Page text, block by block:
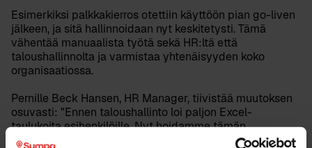
Esimerkiksi palkkakierros otettiin käyttöön pian go-liven
jälkeen, ja sitä hallinnoidaan nyt keskitetysti. Tämä
vähentää manuaalista työtä sekä HR:ltä että
taloushallinnolta ja varmistaa yhtenäisyyden koko
organisaatiossa.
Pernille Beck Hansen, HR Manager, tiivistää muutoksen
osuvasti: "Ennen taloushallinto loi paljon Excel-
taulukoita esihenkilöille. Nyt hoidamme tämän
Sympassa, mikä säästää aikaa tiimeiltä."